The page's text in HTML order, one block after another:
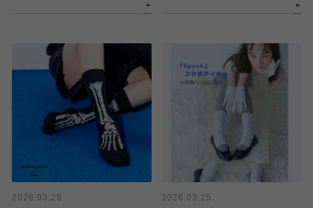
2026.03.28
2026.03.25